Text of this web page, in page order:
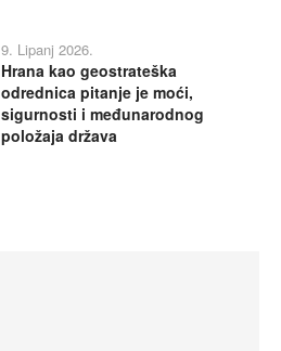
9. Lipanj 2026.
Hrana kao geostrateška
odrednica pitanje je moći,
sigurnosti i međunarodnog
položaja država